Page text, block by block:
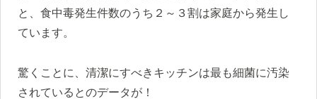
と、食中毒発生件数のうち２～３割は家庭から発生し
ています。
驚くことに、清潔にすべきキッチンは最も細菌に汚染
されているとのデータが！